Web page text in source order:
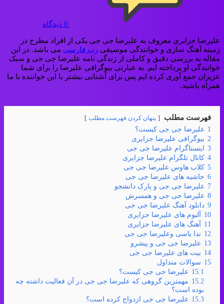
0 دیدگاه
علیرضا جزایری معروف به علیرضا جی جی یکی از افراد مطرح در
زمینه آهنگ سازی و خوانندگی موسیقی رپ فارسی می باشد. در این
مقاله به بررسی دقیق و کاملی از زندگی نامه علیرضا جی جی و سبک
خوانندگی او پرداخته ایم. به عبارتی بیوگرافی علیرضا را برای شما
عزیزان جمع آوری کرده ایم پس برای آشنایی بیشتر با این خواننده با ما
همراه باشید.
فهرست مطلب پنهان کردن فهرست مطلب
1 علیرضا جی جی کیست؟
2 بیوگرافی علیرضا جزایری
3
اینستاگرام علیرضا جی جی
4 کانال تلگرام علیرضا جزایری
5 کلاب هاوس علیرضا جی جی
6 حاشیه های علیرضا جی جی
7 علیرضا جی جی و پارک دانشجو
8 علیرضا جی جی و همسرش
9 دانلود آهنگ علیرضا جی جی
10
آلبوم های علیرضا جزایری
11
آهنگ های علیرضا جزایری
12 ندا یاسی وعلیرضا جی جی
13 علیرضا جی جی و پیشرو
14 بیت های علیرضا جی جی
15 سوالات متداول
15.1 علیرضا جی جی کیست؟
15.2 مهمترین گروهی که علیرضا جی جی در آن فعالیت داشته چه
بوده است؟
15.3 علیرضا جی جی ازدواج کرده است؟